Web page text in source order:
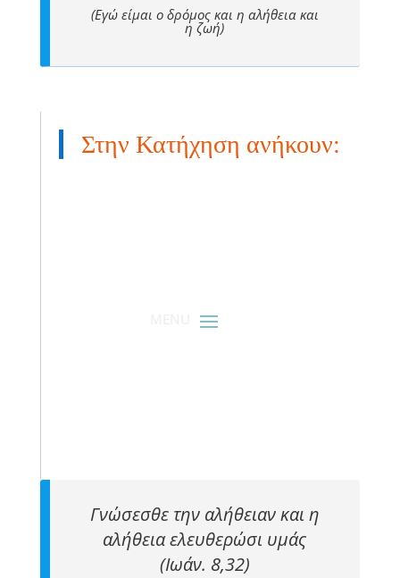
(Εγώ είμαι ο δρόμος και η αλήθεια και
η ζωή)
Στην Κατήχηση ανήκουν:
Γνώσεσθε την αλήθειαν και η
αλήθεια ελευθερώσι υμάς
(Ιωάν. 8,32)